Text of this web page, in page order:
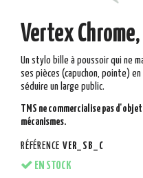
Vertex
Un stylo bille à poussoir qui ne
ses pièces (capuchon, pointe)
séduire un large public.
TMS ne commercialise pas
mécanismes.
RÉFÉRENCE VER_SB_C
EN STOCK